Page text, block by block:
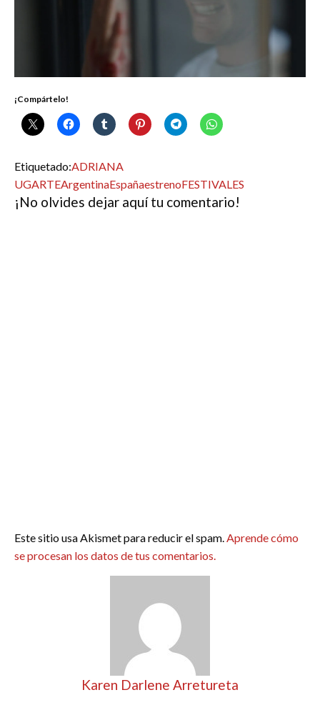
¡Compártelo!
Etiquetado:ADRIANA
UGARTEArgentinaEspañaestrenoFESTIVALES
¡No olvides dejar aquí tu comentario!
Este sitio usa Akismet para reducir el spam.Aprende cómo
se procesan los datos de tus comentarios.
Karen Darlene Arretureta